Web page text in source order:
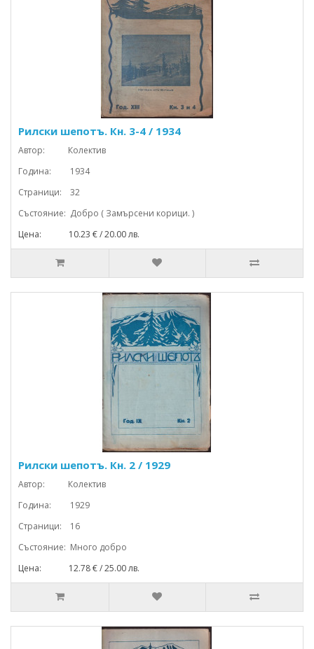
Рилски шепотъ. Кн. 3-4 / 1934
Автор: Колектив
Година: 1934
Страници: 32
Състояние: Добро ( Замърсени корици. )
Цена: 10.23 € / 20.00 лв.
Рилски шепотъ. Кн. 2 / 1929
Автор: Колектив
Година: 1929
Страници: 16
Състояние: Много добро
Цена: 12.78 € / 25.00 лв.